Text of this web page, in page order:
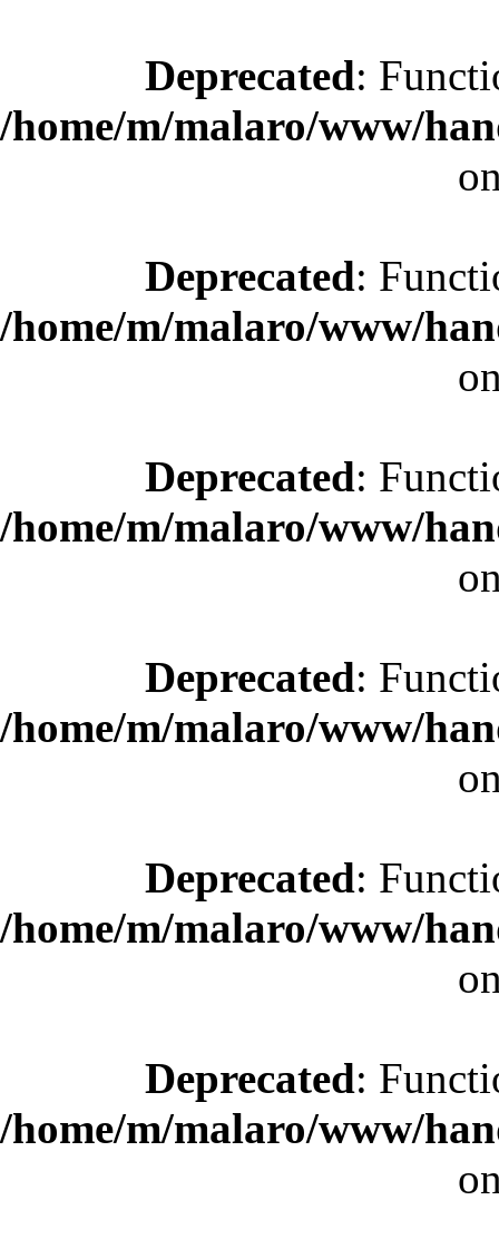
Deprecated:
/home/m/malaro/www/
Deprecated:
/home/m/malaro/www/
Deprecated:
/home/m/malaro/www/
Deprecated:
/home/m/malaro/www/
Deprecated:
/home/m/malaro/www/
Deprecated:
/home/m/malaro/www/